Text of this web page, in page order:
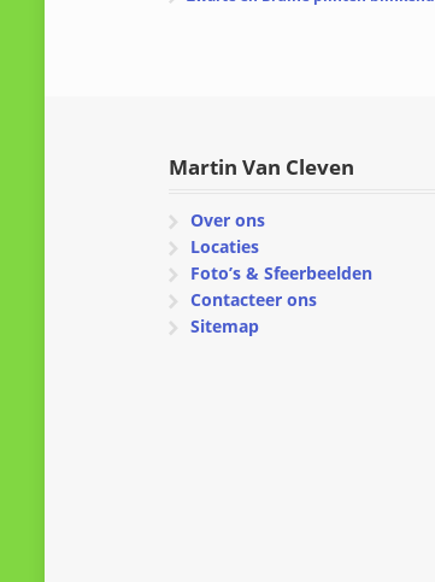
Martin Van Cleven
Over ons
Locaties
Foto’s & Sfeerbeelden
Contacteer ons
Sitemap